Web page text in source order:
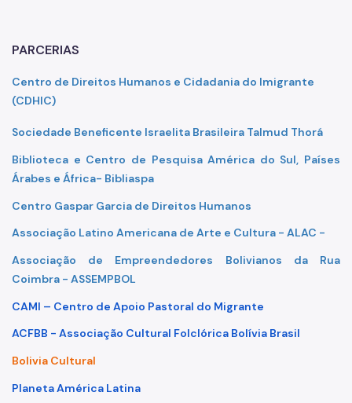
PARCERIAS
Centro de Direitos Humanos e Cidadania do Imigrante
(CDHIC)
Sociedade Beneficente Israelita Brasileira Talmud Thorá
Biblioteca e Centro de Pesquisa América do Sul, Países
Árabes e África- Bibliaspa
Centro Gaspar Garcia de Direitos Humanos
Associação Latino Americana de Arte e Cultura - ALAC -
Associação de Empreendedores Bolivianos da Rua
Coimbra - ASSEMPBOL
CAMI – Centro de Apoio Pastoral do Migrante
ACFBB - Associação Cultural Folclórica Bolívia Brasil
Bolivia Cultural
Planeta América Latina